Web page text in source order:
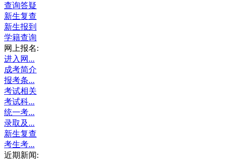
查询答疑
新生复查
新生报到
学籍查询
网上报名:
进入网...
成考简介
报考条...
考试相关
考试科...
统一考...
录取及...
新生复查
考生考...
近期新闻: